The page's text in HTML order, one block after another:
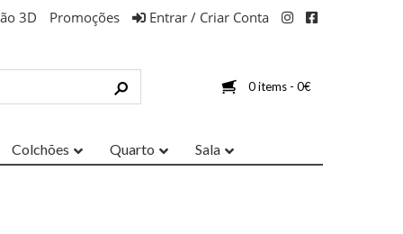
3D Promoções Entrar / Criar Conta
0 items - 0€
Colchões Quarto Sala